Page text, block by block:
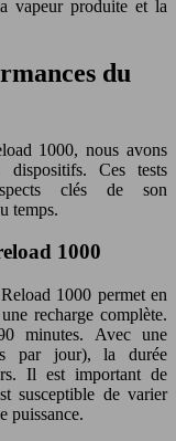
vapeur produite et la
du
1000, nous avons
dispositifs. Ces tests
clés de son
temps.
1000
1000 permet en
recharge complète.
minutes. Avec une
par jour), la durée
Il est important de
susceptible de varier
puissance.